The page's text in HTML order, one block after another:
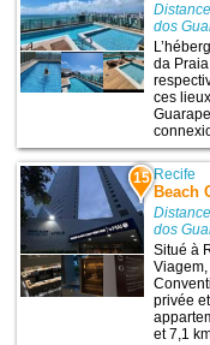
dos
da
ces
15 Recife
Beach
dos
Situé à
privée
et 7,1